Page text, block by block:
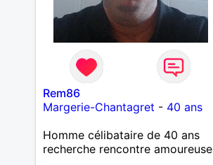
Rem86
Margerie-Chantagret - 40 ans
Homme célibataire de 40 ans
recherche rencontre amoureuse